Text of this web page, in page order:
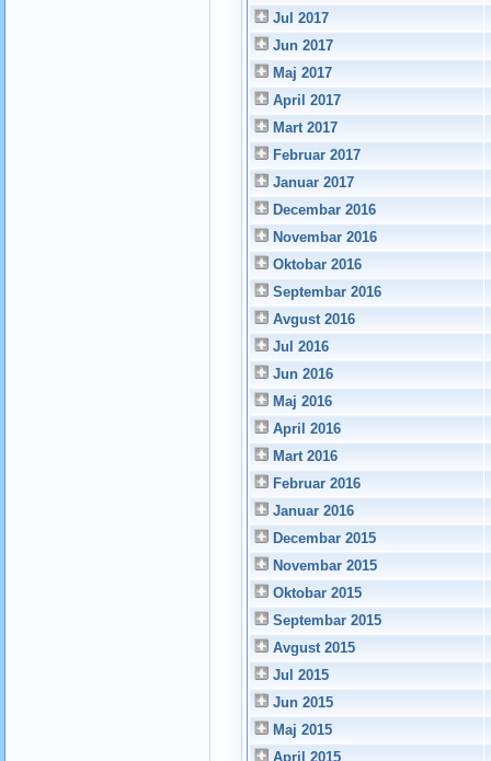
Jul 2017
Jun 2017
Maj 2017
April 2017
Mart 2017
Februar 2017
Januar 2017
Decembar 2016
Novembar 2016
Oktobar 2016
Septembar 2016
Avgust 2016
Jul 2016
Jun 2016
Maj 2016
April 2016
Mart 2016
Februar 2016
Januar 2016
Decembar 2015
Novembar 2015
Oktobar 2015
Septembar 2015
Avgust 2015
Jul 2015
Jun 2015
Maj 2015
April 2015